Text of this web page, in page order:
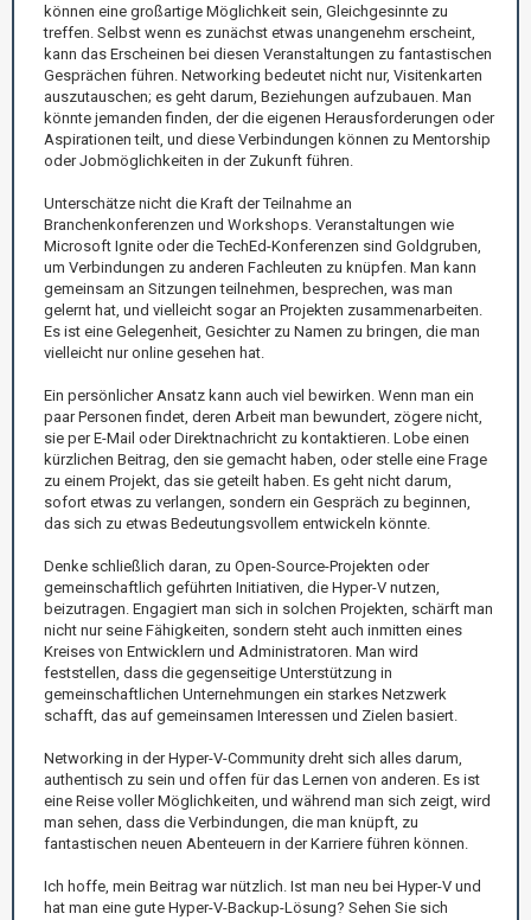
können eine großartige Möglichkeit sein, Gleichgesinnte zu
treffen. Selbst wenn es zunächst etwas unangenehm erscheint,
kann das Erscheinen bei diesen Veranstaltungen zu fantastischen
Gesprächen führen. Networking bedeutet nicht nur, Visitenkarten
auszutauschen; es geht darum, Beziehungen aufzubauen. Man
könnte jemanden finden, der die eigenen Herausforderungen oder
Aspirationen teilt, und diese Verbindungen können zu Mentorship
oder Jobmöglichkeiten in der Zukunft führen.
Unterschätze nicht die Kraft der Teilnahme an
Branchenkonferenzen und Workshops. Veranstaltungen wie
Microsoft Ignite oder die TechEd-Konferenzen sind Goldgruben,
um Verbindungen zu anderen Fachleuten zu knüpfen. Man kann
gemeinsam an Sitzungen teilnehmen, besprechen, was man
gelernt hat, und vielleicht sogar an Projekten zusammenarbeiten.
Es ist eine Gelegenheit, Gesichter zu Namen zu bringen, die man
vielleicht nur online gesehen hat.
Ein persönlicher Ansatz kann auch viel bewirken. Wenn man ein
paar Personen findet, deren Arbeit man bewundert, zögere nicht,
sie per E-Mail oder Direktnachricht zu kontaktieren. Lobe einen
kürzlichen Beitrag, den sie gemacht haben, oder stelle eine Frage
zu einem Projekt, das sie geteilt haben. Es geht nicht darum,
sofort etwas zu verlangen, sondern ein Gespräch zu beginnen,
das sich zu etwas Bedeutungsvollem entwickeln könnte.
Denke schließlich daran, zu Open-Source-Projekten oder
gemeinschaftlich geführten Initiativen, die Hyper-V nutzen,
beizutragen. Engagiert man sich in solchen Projekten, schärft man
nicht nur seine Fähigkeiten, sondern steht auch inmitten eines
Kreises von Entwicklern und Administratoren. Man wird
feststellen, dass die gegenseitige Unterstützung in
gemeinschaftlichen Unternehmungen ein starkes Netzwerk
schafft, das auf gemeinsamen Interessen und Zielen basiert.
Networking in der Hyper-V-Community dreht sich alles darum,
authentisch zu sein und offen für das Lernen von anderen. Es ist
eine Reise voller Möglichkeiten, und während man sich zeigt, wird
man sehen, dass die Verbindungen, die man knüpft, zu
fantastischen neuen Abenteuern in der Karriere führen können.
Ich hoffe, mein Beitrag war nützlich. Ist man neu bei Hyper-V und
hat man eine gute Hyper-V-Backup-Lösung? Sehen Sie sich